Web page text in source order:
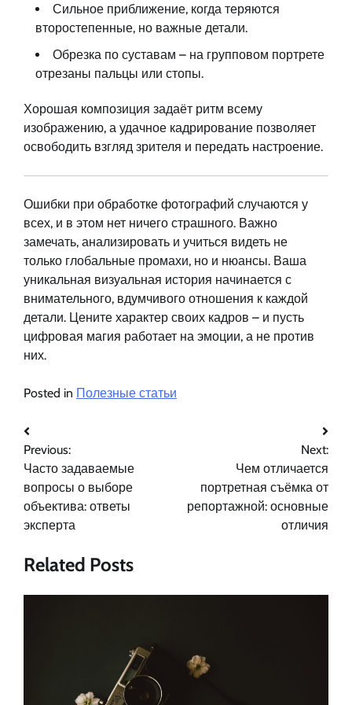
Сильное приближение, когда теряются
второстепенные, но важные детали.
Обрезка по суставам – на групповом портрете
отрезаны пальцы или стопы.
Хорошая композиция задаёт ритм всему
изображению, а удачное кадрирование позволяет
освободить взгляд зрителя и передать настроение.
Ошибки при обработке фотографий случаются у
всех, и в этом нет ничего страшного. Важно
замечать, анализировать и учиться видеть не
только глобальные промахи, но и нюансы. Ваша
уникальная визуальная история начинается с
внимательного, вдумчивого отношения к каждой
детали. Цените характер своих кадров – и пусть
цифровая магия работает на эмоции, а не против
них.
Posted in Полезные статьи
Навигация
по
записям
Previous:
Часто задаваемые
вопросы о выборе
объектива: ответы
эксперта
Next:
Чем отличается
портретная съёмка от
репортажной: основные
отличия
Related Posts